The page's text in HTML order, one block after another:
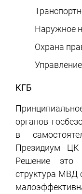
Наружное
Охрана
КГБ
органов
в
Президиум
Решение это
структура МВД